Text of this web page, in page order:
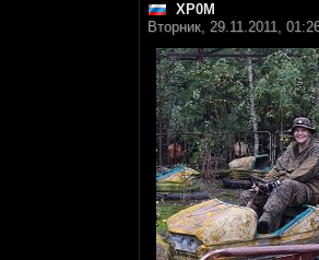
XP0M
Вторник, 29.11.2011,